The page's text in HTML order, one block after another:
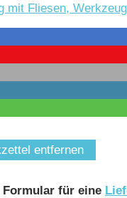
mit Fliesen,
entfernen
Formular für eine